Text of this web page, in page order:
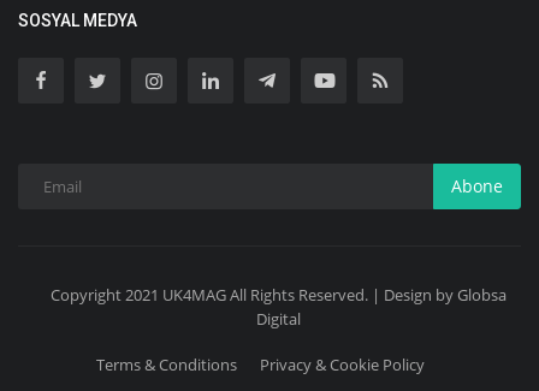
SOSYAL MEDYA
Abone
Copyright 2021 UK4MAG All Rights Reserved. | Design by Globsa
Digital
Terms & Conditions Privacy & Cookie Policy